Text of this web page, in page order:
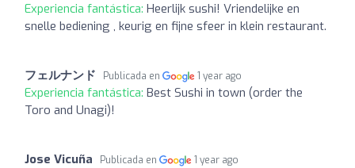
Experiencia fantástica: Heerlijk sushi! Vriendelijke en
snelle bediening , keurig en fijne sfeer in klein restaurant.
フェルナンド Publicada en 1 year ago
Experiencia fantástica: Best Sushi in town (order the
Toro and Unagi)!
Jose Vicuña Publicada en 1 year ago